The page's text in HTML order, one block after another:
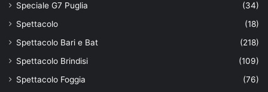
Speciale G7 Puglia
(34)
Spettacolo
(18)
Spettacolo Bari e Bat
(218)
Spettacolo Brindisi
(109)
Spettacolo Foggia
(76)